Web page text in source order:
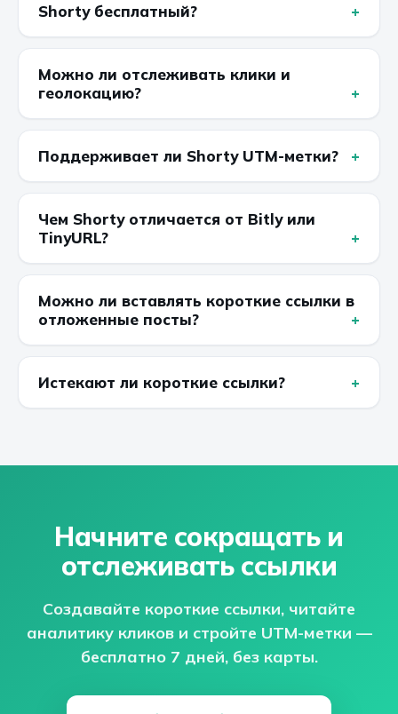
Shorty бесплатный?
Можно ли отслеживать клики и
геолокацию?
Поддерживает ли Shorty UTM-метки?
Чем Shorty отличается от Bitly или
TinyURL?
Можно ли вставлять короткие ссылки в
отложенные посты?
Истекают ли короткие ссылки?
Начните сокращать и
отслеживать ссылки
Создавайте короткие ссылки, читайте
аналитику кликов и стройте UTM-метки —
бесплатно 7 дней, без карты.